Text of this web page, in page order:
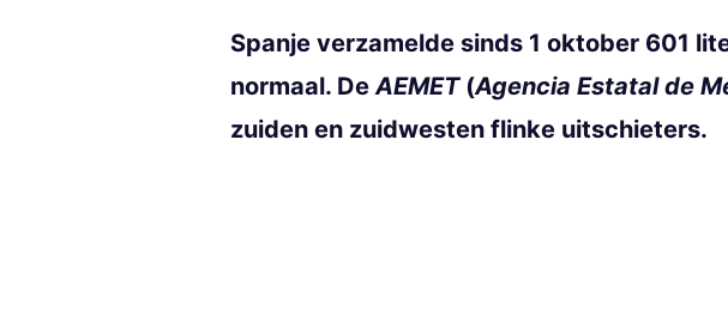
Spanje verzamelde sinds 1 oktober 601
normaal. DeAEMET(Agencia Estatal de
zuiden en zuidwesten flinke uitschieters.